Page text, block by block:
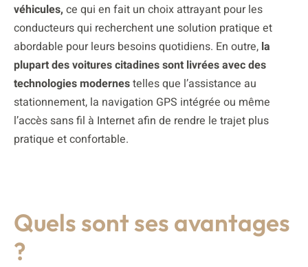
véhicules, ce qui en fait un choix attrayant pour les
conducteurs qui recherchent une solution pratique et
abordable pour leurs besoins quotidiens. En outre, la
plupart des voitures citadines sont livrées avec des
technologies modernestelles que l’assistance au
stationnement, la navigation GPS intégrée ou même
l’accès sans fil à Internet afin de rendre le trajet plus
pratique et confortable.
Quels sont ses avantages
?